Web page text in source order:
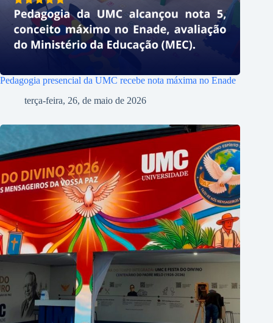
Pedagogia presencial da UMC recebe nota máxima no Enade
terça-feira, 26, de maio de 2026